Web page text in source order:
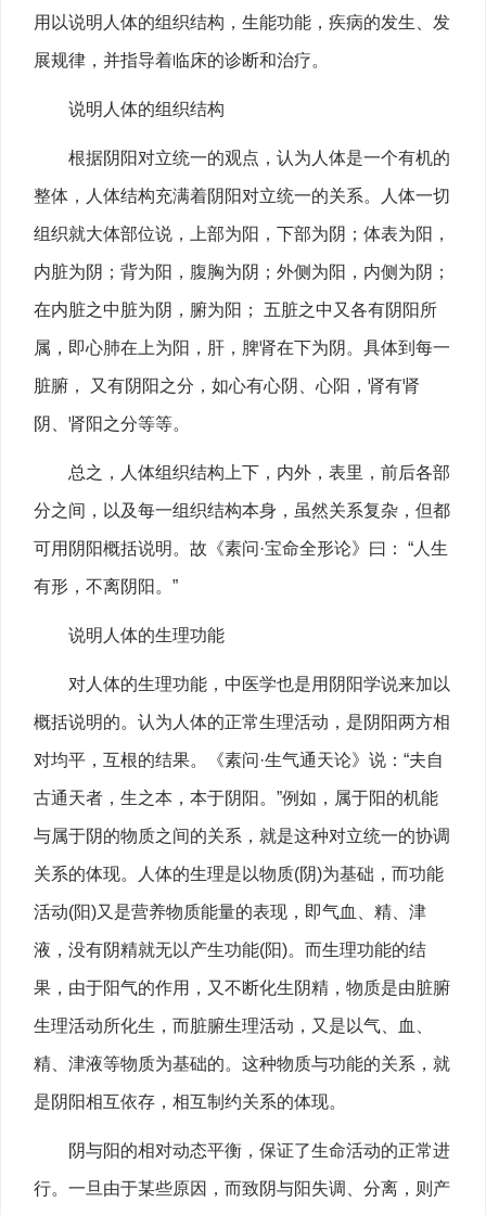
用以说明人体的组织结构，生能功能，疾病的发生、发
展规律，并指导着临床的诊断和治疗。
说明人体的组织结构
根据阴阳对立统一的观点，认为人体是一个有机的
整体，人体结构充满着阴阳对立统一的关系。人体一切
组织就大体部位说，上部为阳，下部为阴；体表为阳，
内脏为阴；背为阳，腹胸为阴；外侧为阳，内侧为阴；
在内脏之中脏为阴，腑为阳； 五脏之中又各有阴阳所
属，即心肺在上为阳，肝，脾肾在下为阴。具体到每一
脏腑， 又有阴阳之分，如心有心阴、心阳，肾有肾
阴、肾阳之分等等。
总之，人体组织结构上下，内外，表里，前后各部
分之间，以及每一组织结构本身，虽然关系复杂，但都
可用阴阳概括说明。故《素问·宝命全形论》曰： “人生
有形，不离阴阳。”
说明人体的生理功能
对人体的生理功能，中医学也是用阴阳学说来加以
概括说明的。认为人体的正常生理活动，是阴阳两方相
对均平，互根的结果。《素问·生气通天论》说：“夫自
古通天者，生之本，本于阴阳。”例如，属于阳的机能
与属于阴的物质之间的关系，就是这种对立统一的协调
关系的体现。人体的生理是以物质(阴)为基础，而功能
活动(阳)又是营养物质能量的表现，即气血、精、津
液，没有阴精就无以产生功能(阳)。而生理功能的结
果，由于阳气的作用，又不断化生阴精，物质是由脏腑
生理活动所化生，而脏腑生理活动，又是以气、血、
精、津液等物质为基础的。这种物质与功能的关系，就
是阴阳相互依存，相互制约关系的体现。
阴与阳的相对动态平衡，保证了生命活动的正常进
行。一旦由于某些原因，而致阴与阳失调、分离，则产